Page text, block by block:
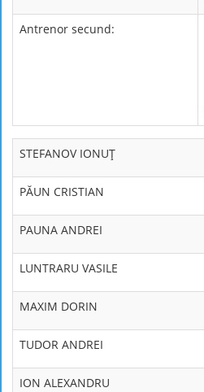
Antrenor secund:
STEFANOV IONUŢ
PĂUN CRISTIAN
PAUNA ANDREI
LUNTRARU VASILE
MAXIM DORIN
TUDOR ANDREI
ION ALEXANDRU